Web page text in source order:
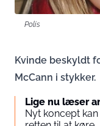
Polis
Kvinde beskyldt
McCann i stykker.
Lige nu læser
Nyt koncept